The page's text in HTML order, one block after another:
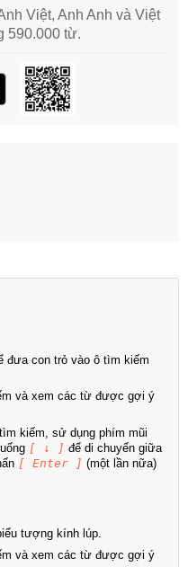
Việt, Anh Anh và Việt
590.000 từ.
đưa con trỏ vào ô tìm kiếm
và xem các từ được gợi ý
kiếm, sử dụng phím mũi
[ ↓ ] để di chuyển giữa
[ Enter ] (một lần nữa)
tượng kính lúp.
và xem các từ được gợi ý